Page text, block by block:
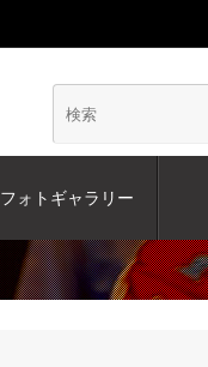
フォトギャラリー